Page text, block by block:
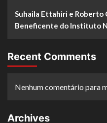
Suhaila Ettahiri e Roberto
Beneficente do Instituto
Recent Comments
Nenhum comentário para
Archives